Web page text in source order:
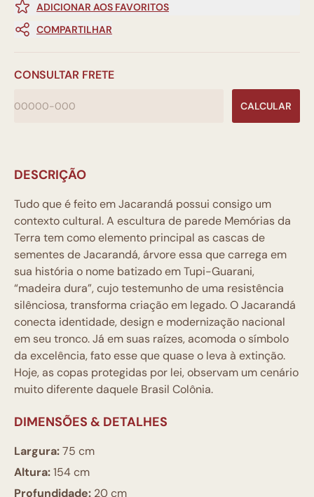
ADICIONAR AOS FAVORITOS
COMPARTILHAR
CONSULTAR FRETE
CALCULAR
DESCRIÇÃO
Tudo que é feito em Jacarandá possui consigo um
contexto cultural. A escultura de parede Memórias da
Terra tem como elemento principal as cascas de
sementes de Jacarandá, árvore essa que carrega em
sua história o nome batizado em Tupi-Guarani,
“madeira dura”, cujo testemunho de uma resistência
silênciosa, transforma criação em legado. O Jacarandá
conecta identidade, design e modernização nacional
em seu tronco. Já em suas raízes, acomoda o símbolo
da excelência, fato esse que quase o leva à extinção.
Hoje, as copas protegidas por lei, observam um cenário
muito diferente daquele Brasil Colônia.
DIMENSÕES & DETALHES
Largura:75 cm
Altura:154 cm
Profundidade: 20 cm